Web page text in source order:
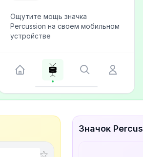
Ощутите мощь значка
Percussion на своем мобильном
устройстве
Значок